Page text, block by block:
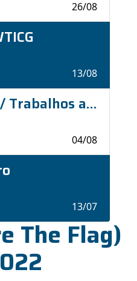
26/08
13/08
Sessões Técnicas / Trabalhos aprovados
04/08
13/07
The Flag)